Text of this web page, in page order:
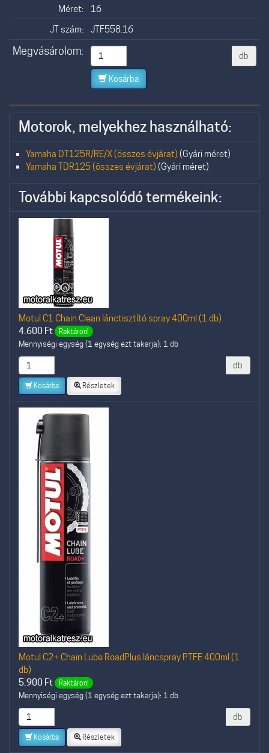
Méret:
16
JT szám:
JTF558.16
Megvásárolom: db
Kosárba
Motorok, melyekhez használható:
Yamaha DT125R/RE/X (összes évjárat) (Gyári méret)
Yamaha TDR125 (összes évjárat) (Gyári méret)
További kapcsolódó termékeink:
Motul C1 Chain Clean lánctisztító spray 400ml (1 db)
4.600 Ft Raktáron!
Mennyiségi egység (1 egység ezt takarja): 1 db
db
Kosárba Részletek
Motul C2+ Chain Lube RoadPlus láncspray PTFE 400ml (1
db)
5.900 Ft Raktáron!
Mennyiségi egység (1 egység ezt takarja): 1 db
db
Kosárba Részletek